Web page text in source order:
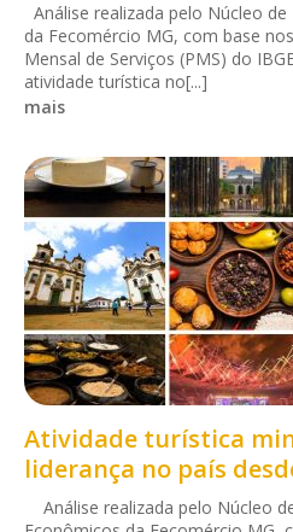
Análise realizada pelo Núcleo
da Fecomércio MG, com base
Mensal de Serviços (PMS) do
atividade turística no[...]
mais
Atividade turística
liderança no país
Análise realizada pelo Núcleo